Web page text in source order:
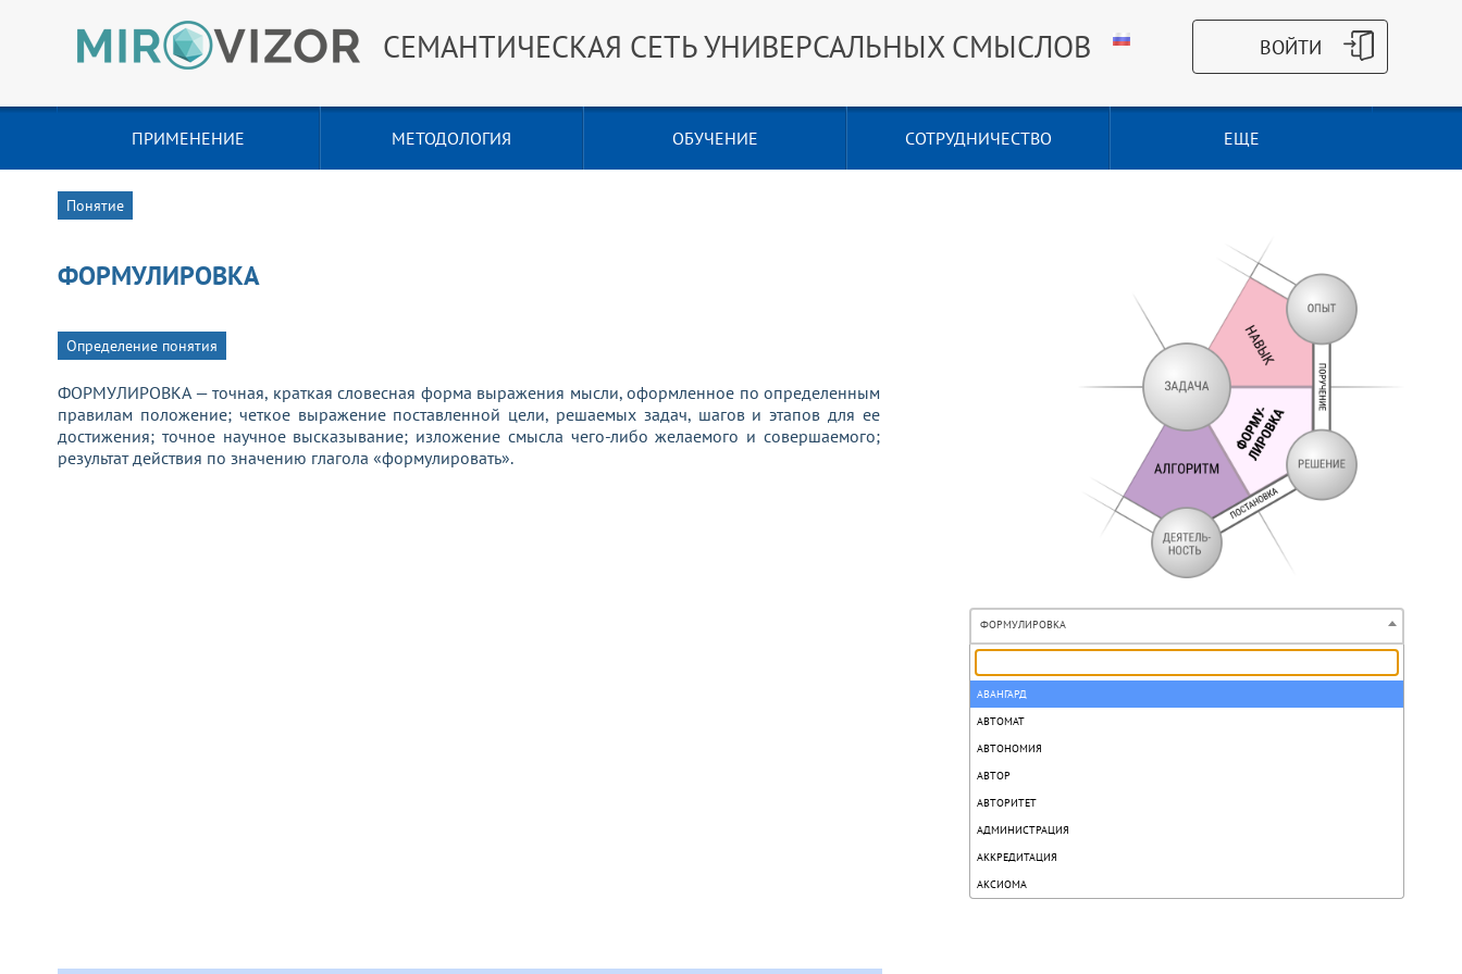
СЕМАНТИЧЕСКАЯ СЕТЬ УНИВЕРСАЛЬНЫХ СМЫСЛОВ
ПРИМЕНЕНИЕ МЕТОДОЛОГИЯ ОБУЧЕНИЕ СОТРУДНИЧЕСТВО ЕЩЕ
Понятие
ФОРМУЛИРОВКА
Определение понятия
ФОРМУЛИРОВКА — точная, краткая словесная форма выражения мысли, оформленное по определенным
правилам положение; четкое выражение поставленной цели, решаемых задач, шагов и этапов для ее
достижения; точное научное высказывание; изложение смысла чего-либо желаемого и совершаемого;
результат действия по значению глагола «формулировать».
ФОРМУЛИРОВКА
АВАНГАРД
АВТОМАТ
АВТОНОМИЯ
АВТОР
АВТОРИТЕТ
АДМИНИСТРАЦИЯ
АККРЕДИТАЦИЯ
АКСИОМА